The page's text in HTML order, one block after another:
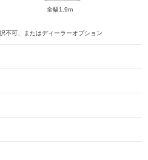
全幅1.9m
不可、またはディーラーオプション